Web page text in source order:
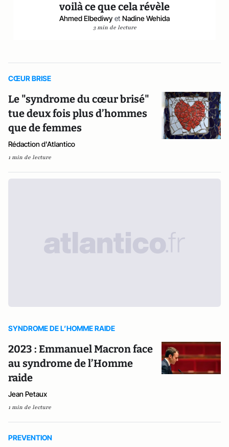
voilà ce que cela révèle
Ahmed Elbediwy et Nadine Wehida
3 min de lecture
CŒUR BRISE
Le "syndrome du cœur brisé"
tue deux fois plus d’hommes
que de femmes
Rédaction d'Atlantico
1 min de lecture
SYNDROME DE L’HOMME RAIDE
2023 : Emmanuel Macron face
au syndrome de l’Homme
raide
Jean Petaux
1 min de lecture
PREVENTION